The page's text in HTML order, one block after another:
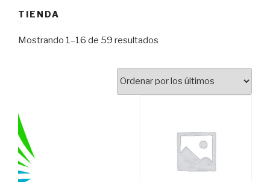
TIENDA
Mostrando 1–16 de 59 resultados